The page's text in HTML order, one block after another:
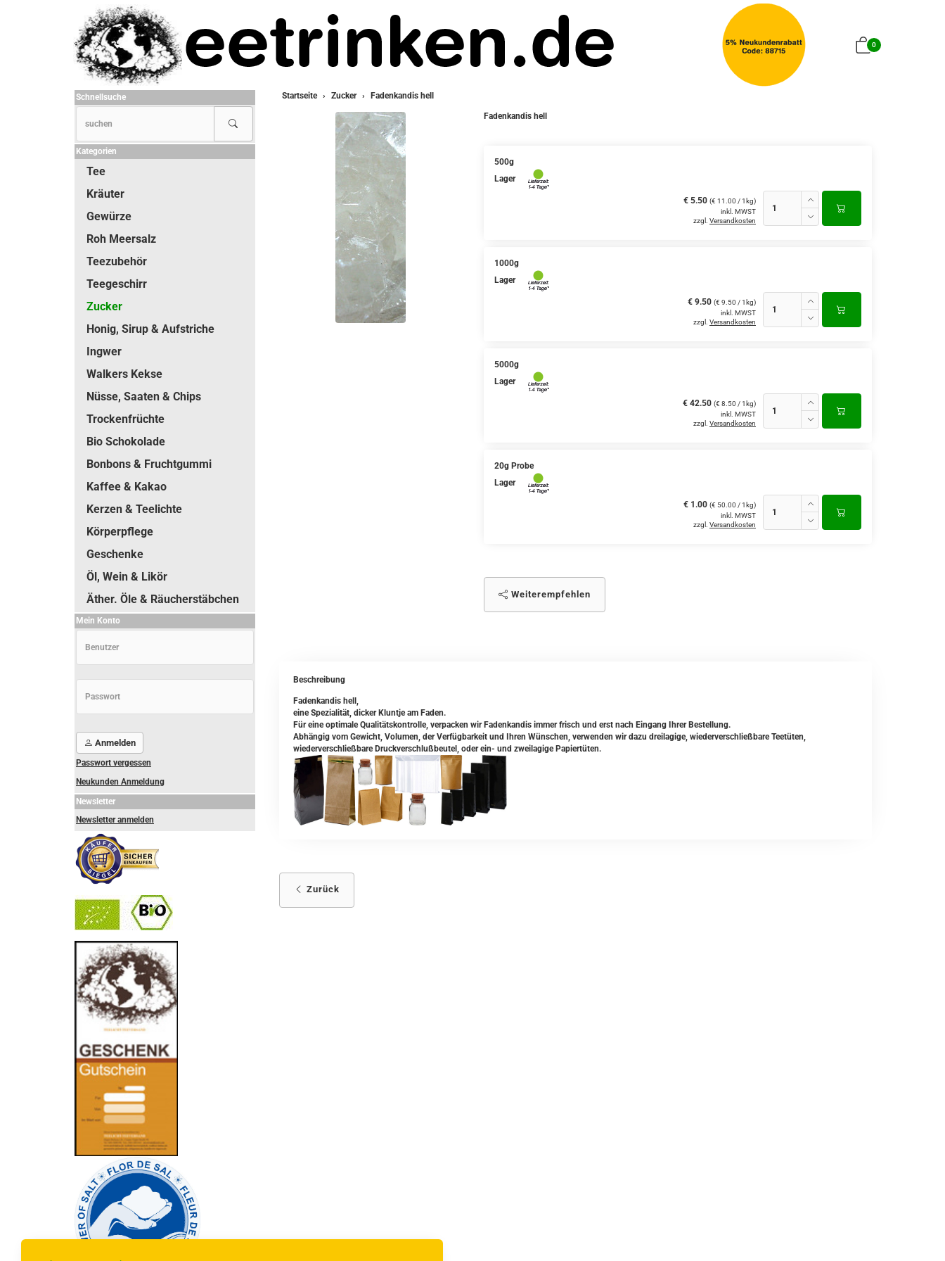
0
Startseite Zucker Fadenkandis hell
Fadenkandis hell
500g
Lager
€ 5.50 (€ 11.00 / 1kg)
inkl. MWST
zzgl. Versandkosten
1000g
Lager
€ 9.50 (€ 9.50 / 1kg)
inkl. MWST
zzgl. Versandkosten
5000g
Lager
€ 42.50 (€ 8.50 / 1kg)
inkl. MWST
zzgl. Versandkosten
20g Probe
Lager
€ 1.00 (€ 50.00 / 1kg)
inkl. MWST
zzgl. Versandkosten
Weiterempfehlen
Beschreibung
Fadenkandis hell,
eine Spezialität, dicker Kluntje am Faden.
Für eine optimale Qualitätskontrolle, verpacken wir Fadenkandis immer frisch und erst nach Eingang Ihrer Bestellung.
Abhängig vom Gewicht, Volumen, der Verfügbarkeit und Ihren Wünschen, verwenden wir dazu dreilagige, wiederverschließbare Teetüten,
wiederverschließbare Druckverschlußbeutel, oder ein- und zweilagige Papiertüten.
Zurück
Schnellsuche
Kategorien
Tee
Kräuter
Gewürze
Roh Meersalz
Teezubehör
Teegeschirr
Zucker
Honig, Sirup & Aufstriche
Ingwer
Walkers Kekse
Nüsse, Saaten & Chips
Trockenfrüchte
Bio Schokolade
Bonbons & Fruchtgummi
Kaffee & Kakao
Kerzen & Teelichte
Körperpflege
Geschenke
Öl, Wein & Likör
Äther. Öle & Räucherstäbchen
Mein Konto
Anmelden
Passwort vergessen
Neukunden Anmeldung
Newsletter
Newsletter anmelden